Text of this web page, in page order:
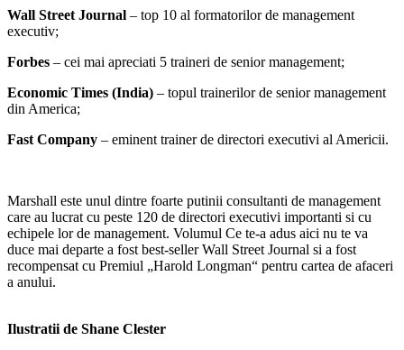
Wall Street Journal – top 10 al formatorilor de management
executiv;
Forbes – cei mai apreciati 5 traineri de senior management;
Economic Times (India) – topul trainerilor de senior management
din America;
Fast Company – eminent trainer de directori executivi al Americii.
Marshall este unul dintre foarte putinii consultanti de management
care au lucrat cu peste 120 de directori executivi importanti si cu
echipele lor de management. Volumul Ce te-a adus aici nu te va
duce mai departe a fost best-seller Wall Street Journal si a fost
recompensat cu Premiul „Harold Longman“ pentru cartea de afaceri
a anului.
Ilustratii de Shane Clester